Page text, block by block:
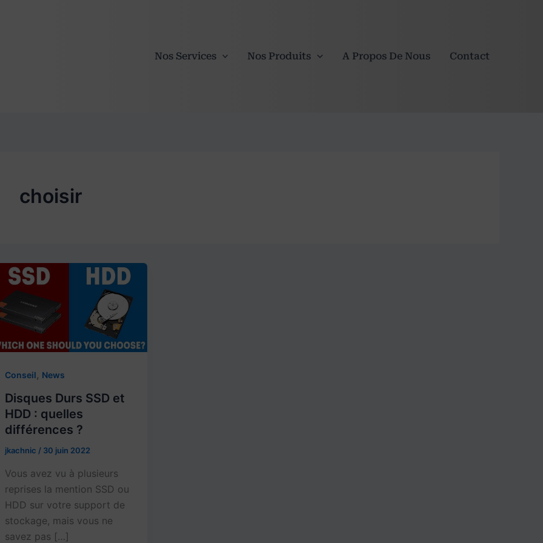
Nos Services Nos Produits A Propos De Nous Contact
choisir
Conseil, News
Disques Durs SSD et
HDD : quelles
différences ?
jkachnic / 30 juin 2022
Vous avez vu à plusieurs
reprises la mention SSD ou
HDD sur votre support de
stockage, mais vous ne
savez pas […]